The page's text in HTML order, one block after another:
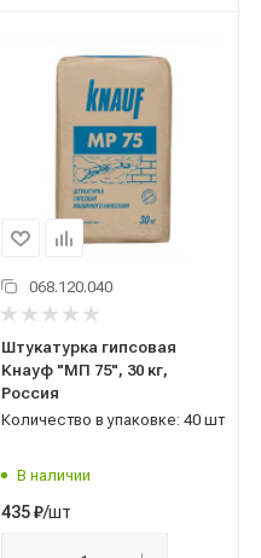
068.120.040
Штукатурка гипсовая
Кнауф "MП 75", 30 кг,
Россия
Количество в упаковке: 40 шт
В наличии
435₽/шт